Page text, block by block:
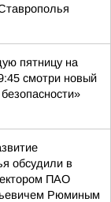
пятницу на
смотри новый
обсудили в
ПАО
Рюминым